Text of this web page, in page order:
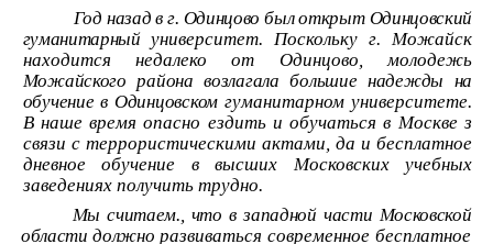
Год назад в г. Одинцово был открыт Одинцовский
гуманитарныйуниверситет. Поскольку г. Можайск
находится недалеко от Одинцово, молодежь
Можайского района возлагала большие надежды на
обучение в Одинцовском гуманитарном университете.
В наше время опасно ездить и обучаться в Москве з
связи с террористическими актами, да и бесплатное
дневное обучение в высших Московских учебных
заведениях получить трудно.
Мы считаем., что в западной части Московской
области должноразвиваться современное бесплатное